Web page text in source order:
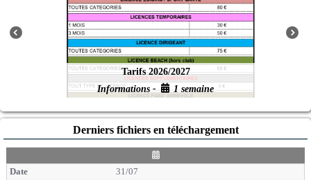
Beach Volley
Evènements -
Derniers fichiers en téléchargement
D
a
31/07